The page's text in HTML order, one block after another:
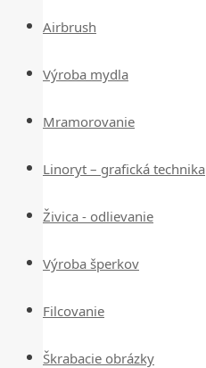
Airbrush
Výroba mydla
Mramorovanie
Linoryt – grafická technika
Živica - odlievanie
Výroba šperkov
Filcovanie
Škrabacie obrázky